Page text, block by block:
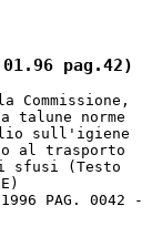
pag.42)
Commissione,
talune norme
sull'igiene
al trasporto
sfusi (Testo
PAG. 0042 -